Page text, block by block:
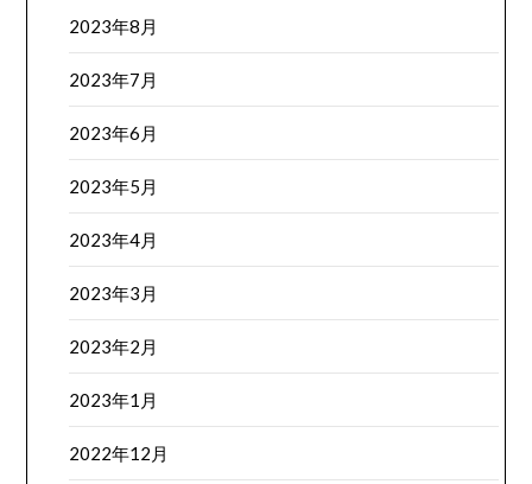
2023年8月
2023年7月
2023年6月
2023年5月
2023年4月
2023年3月
2023年2月
2023年1月
2022年12月